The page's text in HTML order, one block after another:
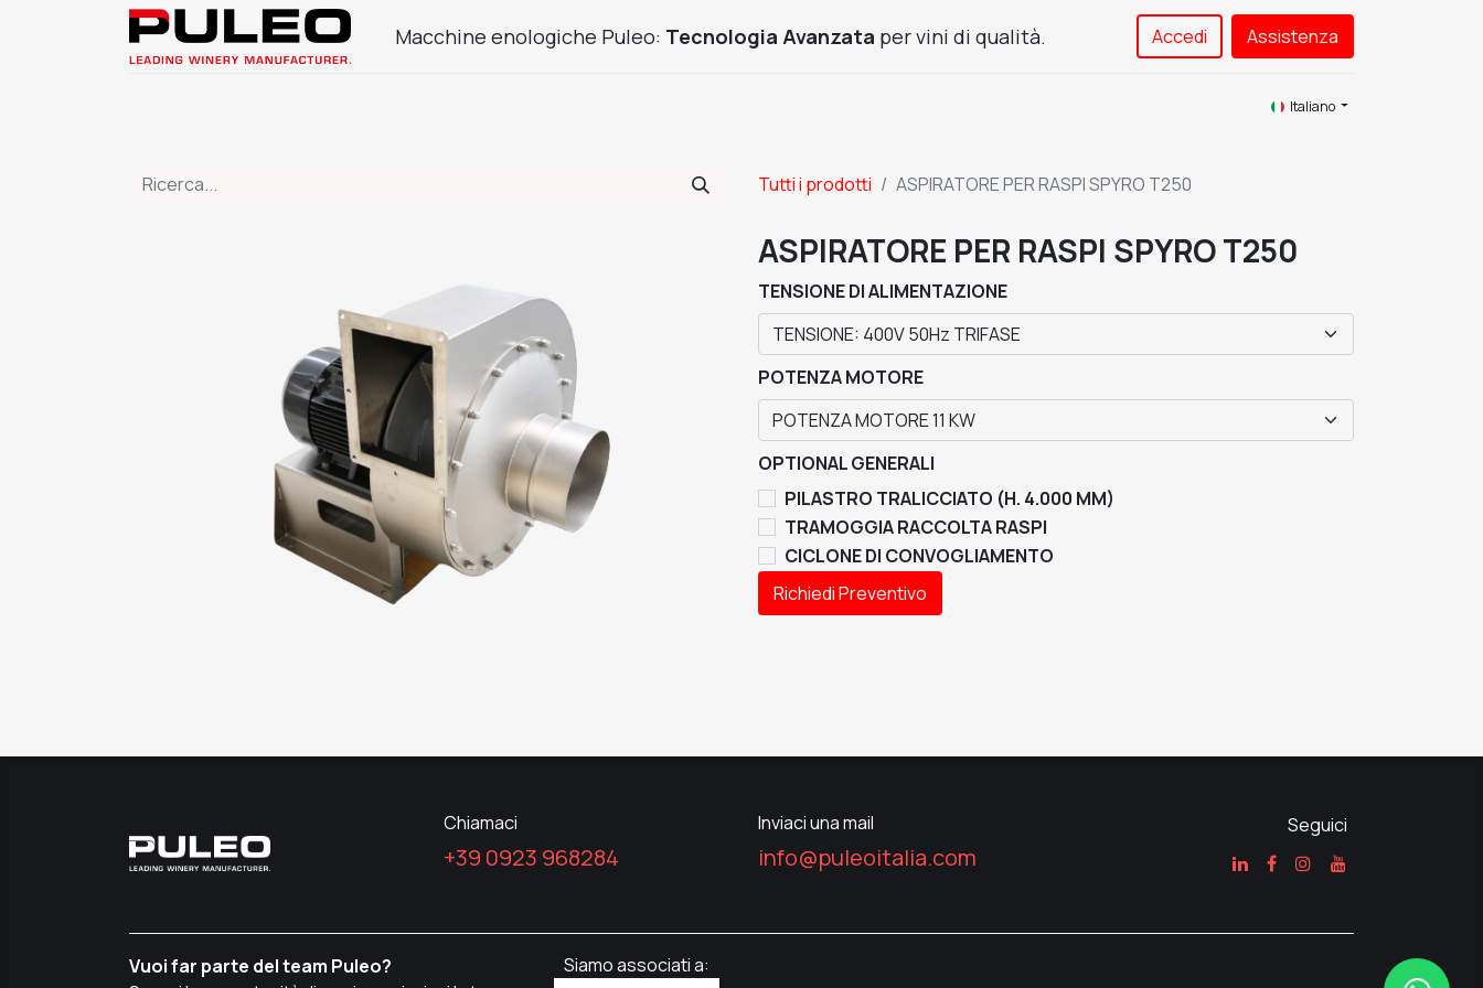
Macchine enologiche Puleo: Tecnologia Avanzata per vini di qualità. Accedi Assistenza​
Italiano
Tutti i prodotti ASPIRATORE PER RASPI SPYRO T250
ASPIRATORE PER RASPI SPYRO T250
TENSIONE DI ALIMENTAZIONE
POTENZA MOTORE
OPTIONAL GENERALI
PILASTRO TRALICCIATO (H. 4.000 MM)
TRAMOGGIA RACCOLTA RASPI
CICLONE DI CONVOGLIAMENTO
Richiedi Preventivo
Chiamaci
+39 0923 968284
Inviaci una mail
info@puleoitalia.com
Seguici
Vuoi far parte del team Puleo?
Siamo associati a: